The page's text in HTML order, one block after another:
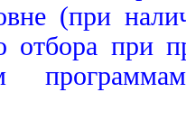
(при
отбора при